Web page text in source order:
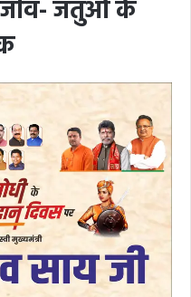
जीव- जंतुओं के